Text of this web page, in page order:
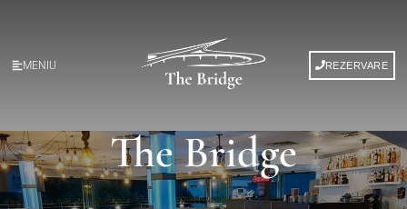
MENIU REZERVARE
The Bridge